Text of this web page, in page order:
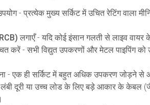
- प्रत्येक मुख्य सर्किट में उचित रेटिंग वाला
लगाएँ- यदि कोई इंसान गलती से लाइव वायर
करें - सभी विद्युत उपकरणों और मेटल पाइपिंग
- एक ही सर्किट में बहुत अधिक उपकरण जोड़ने से
दूरी या उच्च लोड के लिए बड़े आकार के केबल